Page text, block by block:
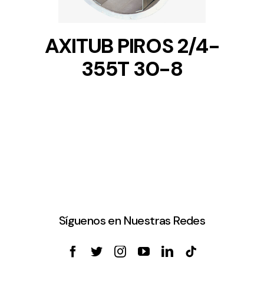
AXITUB PIROS 2/4-
355T 30-8
Síguenos en Nuestras Redes